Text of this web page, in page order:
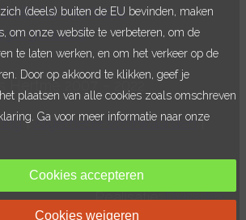
Hertme 2007 – 2022
| Algemene Voorwaarden|
Realisatie:Dynadex
(deels) buiten de EU bevinden, maken
om onze website te verbeteren, om de
te laten werken, en om het verkeer op de
Door op akkoord te klikken, geef je
plaatsen van alle cookies zoals omschreven
Ga voor meer informatie naar onze
Cookies accepteren
Cookies weigeren